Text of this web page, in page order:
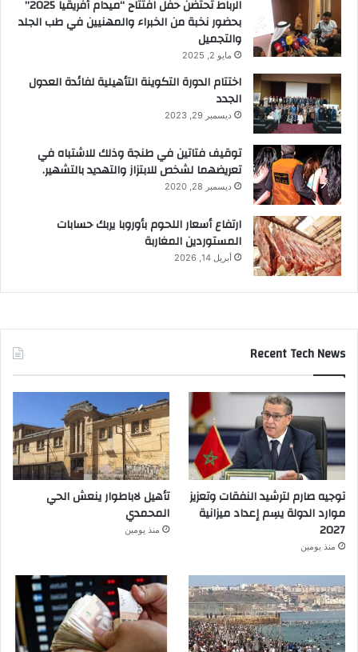
الرباط تحتضن حفل افتتاح “ميدام أفريقيا 2025”
بحضور نخبة من الخبراء والمهنيين في طب الجلد
والتجميل
مايو 2, 2025
اختتام الدورة التكوينة التأهيلية لفائدة العدول
الجدد
ديسمبر 29, 2023
توقيف فتاتين في طنجة وذلك للاشتباه في
تعريضهما لشخص للابتزاز والتهديد بالتشهير.
ديسمبر 28, 2020
ارتفاع أسعار اللحوم بأوروبا يربك حسابات
المستوردين المغاربة
أبريل 14, 2026
Recent Tech News
توجيه صارم لترشيد النفقات وتعزيز
موارد الدولة يسِم إعداد ميزانية
2027
منذ يومين
تأهيل لاباطوار ينعش الحي
المحمدي
منذ يومين